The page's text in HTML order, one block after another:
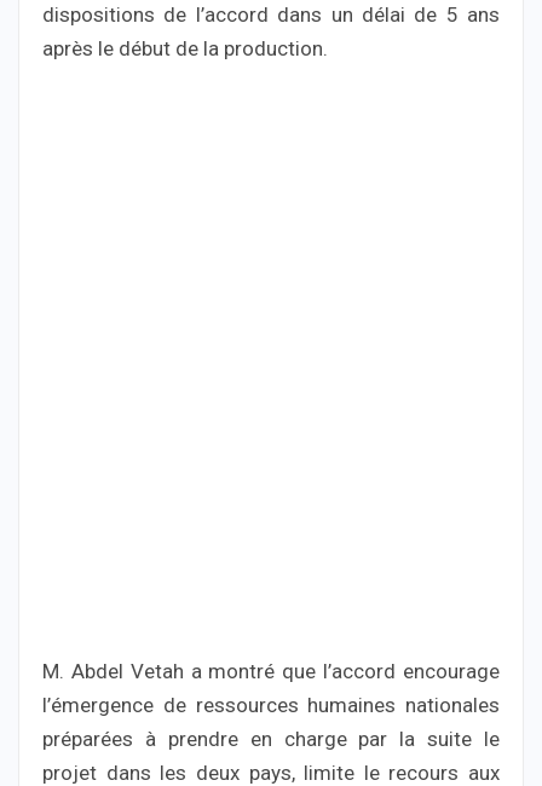
dispositions de l’accord dans un délai de 5 ans
après le début de la production.
M. Abdel Vetah a montré que l’accord encourage
l’émergence de ressources humaines nationales
préparées à prendre en charge par la suite le
projet dans les deux pays, limite le recours aux